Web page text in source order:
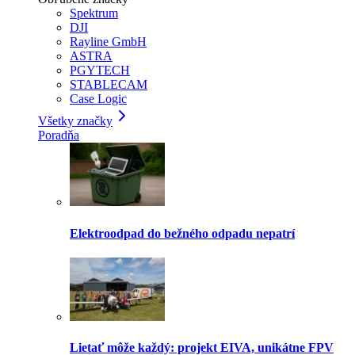
Spektrum
DJI
Rayline GmbH
ASTRA
PGYTECH
STABLECAM
Case Logic
Všetky značky
Poradňa
Elektroodpad do bežného odpadu nepatrí
Lietať môže každý: projekt EIVA, unikátne FPV